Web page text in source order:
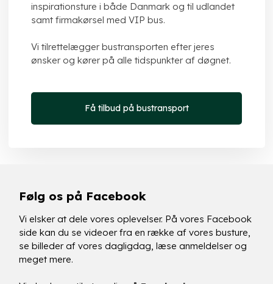
inspirationsture i både Danmark og til udlandet
samt firmakørsel med VIP bus.
Vi tilrettelægger bustransporten efter jeres
ønsker og kører på alle tidspunkter af døgnet.​
Få tilbud på bustransport
Følg os på Facebook
Vi elsker at dele vores oplevelser. På vores Facebook
side kan du se videoer fra en række af vores busture,
se billeder af vores dagligdag, læse anmeldelser og
meget mere.